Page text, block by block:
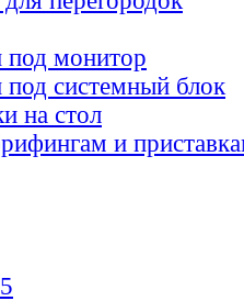
под монитор
под системный блок
на стол
и